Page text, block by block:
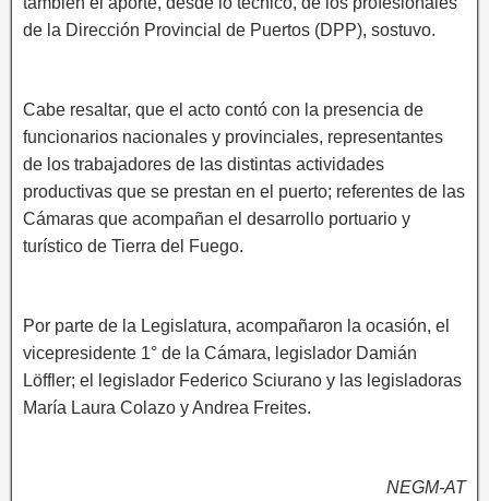
de la Dirección Provincial de Puertos (DPP), sostuvo.
Cabe resaltar, que el acto contó con la presencia de
funcionarios nacionales y provinciales, representantes
de los trabajadores de las distintas actividades
productivas que se prestan en el puerto; referentes de las
Cámaras que acompañan el desarrollo portuario y
turístico de Tierra del Fuego.
Por parte de la Legislatura, acompañaron la ocasión, el
vicepresidente 1° de la Cámara, legislador Damián
Löffler; el legislador Federico Sciurano y las legisladoras
María Laura Colazo y Andrea Freites.
NEGM-AT